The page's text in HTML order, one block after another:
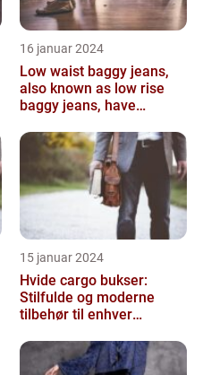
16 januar 2024
Low waist baggy jeans,
also known as low rise
baggy jeans, have
fashion choice for ...
15 januar 2024
Hvide cargo bukser:
Stilfulde og moderne
tilbehør til enhver